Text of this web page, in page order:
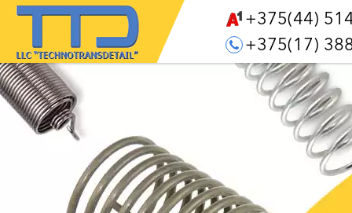
+375(44)
+375(17)